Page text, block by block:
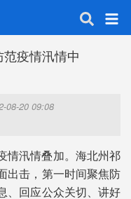
疫情汛情中
08-20 09:08
情汛情叠加。海北州祁
出击，第一时间聚焦防
、回应公众关切、讲好